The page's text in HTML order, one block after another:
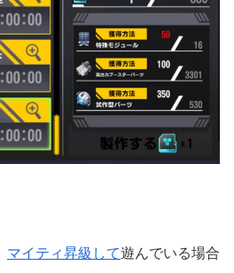
マイティ昇級して遊んでいる場合